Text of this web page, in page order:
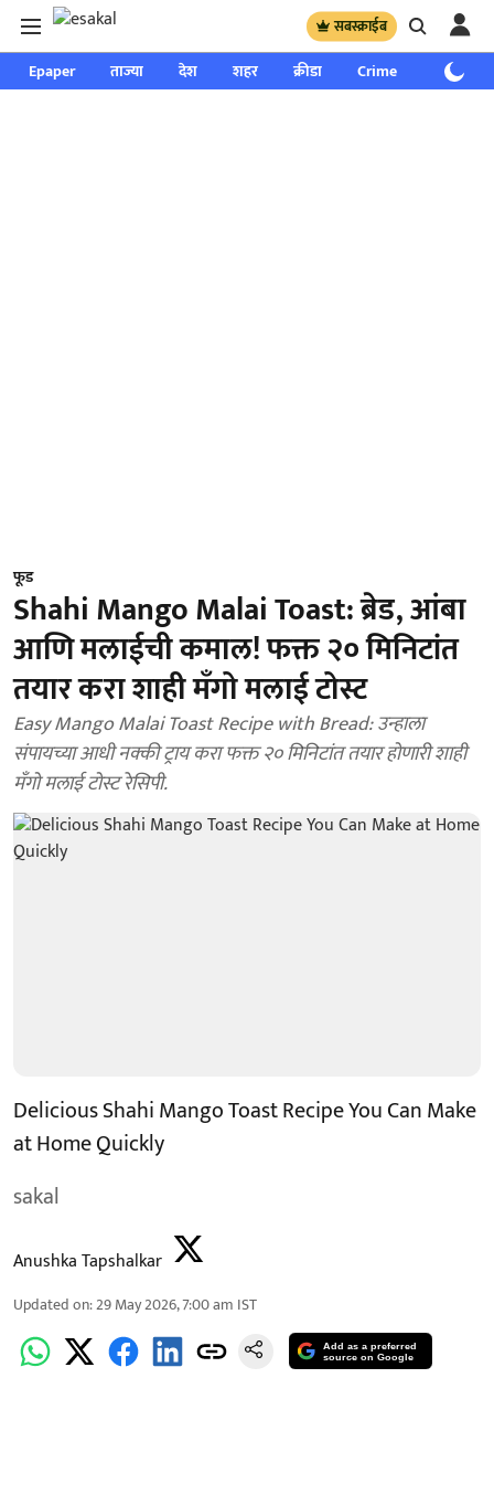
सबस्क्राईब
Epaper ताज्या देश शहर क्रीडा Crime साप्ताहिक
फूड
Shahi Mango Malai Toast: ब्रेड, आंबा
आणि मलाईची कमाल! फक्त २० मिनिटांत
तयार करा शाही मँगो मलाई टोस्ट
Easy Mango Malai Toast Recipe with Bread: उन्हाला
संपायच्या आधी नक्की ट्राय करा फक्त २० मिनिटांत तयार होणारी शाही
मँगो मलाई टोस्ट रेसिपी.
Delicious Shahi Mango Toast Recipe You Can Make
at Home Quickly
sakal
Anushka Tapshalkar
Updated on:29 May 2026, 7:00 am IST
Add as a preferred
source on Google